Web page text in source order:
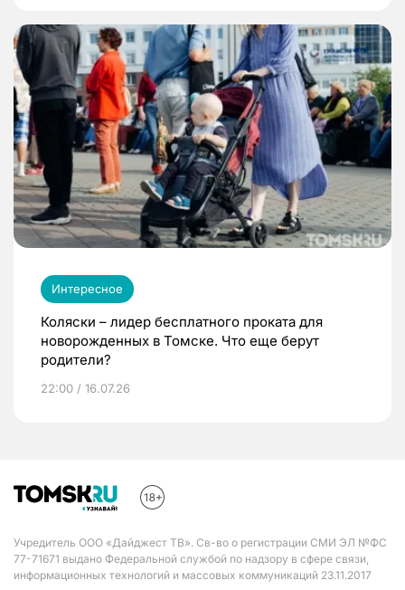
Интересное
Коляски – лидер бесплатного проката для
новорожденных в Томске. Что еще берут
родители?
22:00 / 16.07.26
Учредитель ООО «Дайджест ТВ». Св-во о регистрации СМИ ЭЛ №ФС
77-71671 выдано Федеральной службой по надзору в сфере связи,
информационных технологий и массовых коммуникаций 23.11.2017